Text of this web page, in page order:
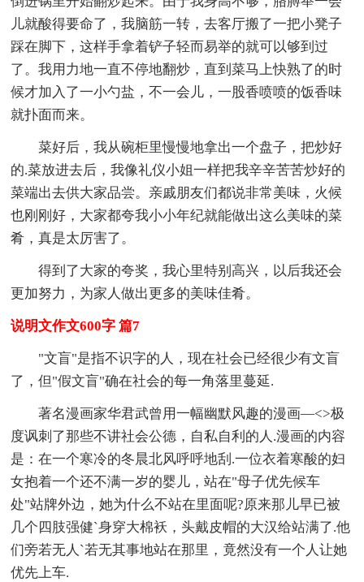
儿就酸得要命了，我脑筋一转，去客厅搬了一把小凳子
踩在脚下，这样手拿着铲子轻而易举的就可以够到过
了。我用力地一直不停地翻炒，直到菜马上快熟了的时
候才加入了一小勺盐，不一会儿，一股香喷喷的饭香味
就扑面而来。
菜好后，我从碗柜里慢慢地拿出一个盘子，把炒好
的.菜放进去后，我像礼仪小姐一样把我辛辛苦苦炒好的
菜端出去供大家品尝。亲戚朋友们都说非常美味，火候
也刚刚好，大家都夸我小小年纪就能做出这么美味的菜
肴，真是太厉害了。
得到了大家的夸奖，我心里特别高兴，以后我还会
更加努力，为家人做出更多的美味佳肴。
说明文作文600字 篇7
"文盲"是指不识字的人，现在社会已经很少有文盲
了，但"假文盲"确在社会的每一角落里蔓延.
著名漫画家华君武曾用一幅幽默风趣的漫画—<>极
度讽刺了那些不讲社会公德，自私自利的人.漫画的内容
是：在一个寒冷的冬晨北风呼呼地刮.一位衣着寒酸的妇
女抱着一个还不满一岁的婴儿，站在"母子优先候车
处"站牌外边，她为什么不站在里面呢?原来那儿早已被
几个四肢强健`身穿大棉袄，头戴皮帽的大汉给站满了.他
们旁若无人`若无其事地站在那里，竟然没有一个人让她
优先上车.